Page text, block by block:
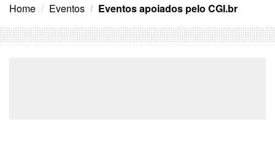
Home Eventos Eventos apoiados pelo CGI.br